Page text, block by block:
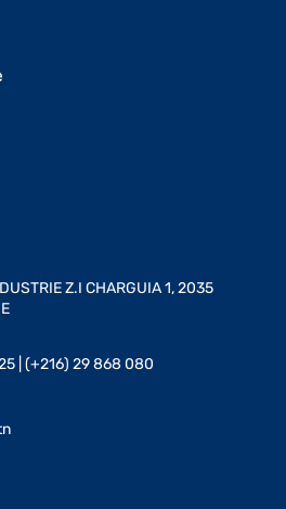
Z.I CHARGUIA 1, 2035
| (+216) 29 868 080